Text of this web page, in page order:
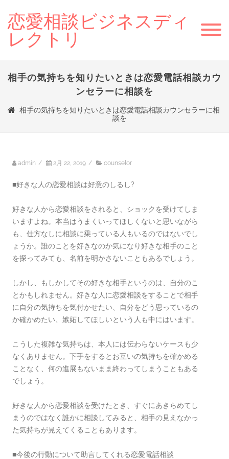
恋愛相談ビジネスディ
レクトリ
相手の気持ちを知りたいときは恋愛電話相談カウ
ンセラーに相談を
相手の気持ちを知りたいときは恋愛電話相談カウンセラーに相
談を
admin / 2月 22, 2019 / counselor
■好きな人の恋愛相談は好意のしるし?
好きな人から恋愛相談をされると、ショックを受けてしま
いますよね。本当はうまくいってほしくないと思いながら
も、仕方なしに相談に乗っている人もいるのではないでし
ょうか。誰のことを好きなのか気になり好きな相手のこと
を探ってみても、名前を明かさないこともあるでしょう。
しかし、もしかしてその好きな相手というのは、自分のこ
とかもしれません。好きな人に恋愛相談をすることで相手
に自分の気持ちを気付かせたい、自分をどう思っているの
か確かめたい、嫉妬してほしいという人も中にはいます。
こうした複雑な気持ちは、本人には伝わらないケースも少
なくありません。下手をするとお互いの気持ちを確かめる
ことなく、何の進展もないまま終わってしまうこともある
でしょう。
好きな人から恋愛相談を受けたとき、すぐにあきらめてし
まうのではなく誰かに相談してみると、相手の見えなかっ
た気持ちが見えてくることもあります。
■今後の行動について助言してくれる恋愛電話相談